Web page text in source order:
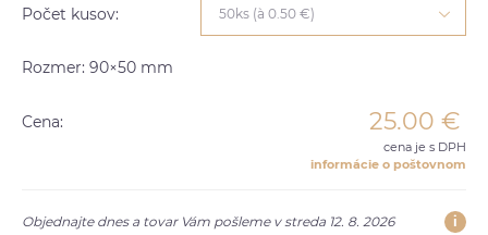
Počet kusov: 50ks (à 0.50 €)
Rozmer: 90×50 mm
Cena: 25.00 €
cena je s DPH
informácie o poštovnom
Objednajte dnes a tovar Vám pošleme v streda 12. 8. 2026 i